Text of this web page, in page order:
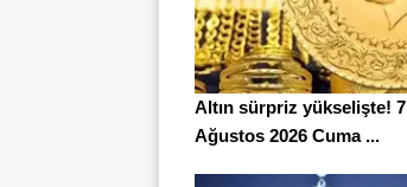
Altın sürpriz yükselişte! 7
Ağustos 2026 Cuma ...